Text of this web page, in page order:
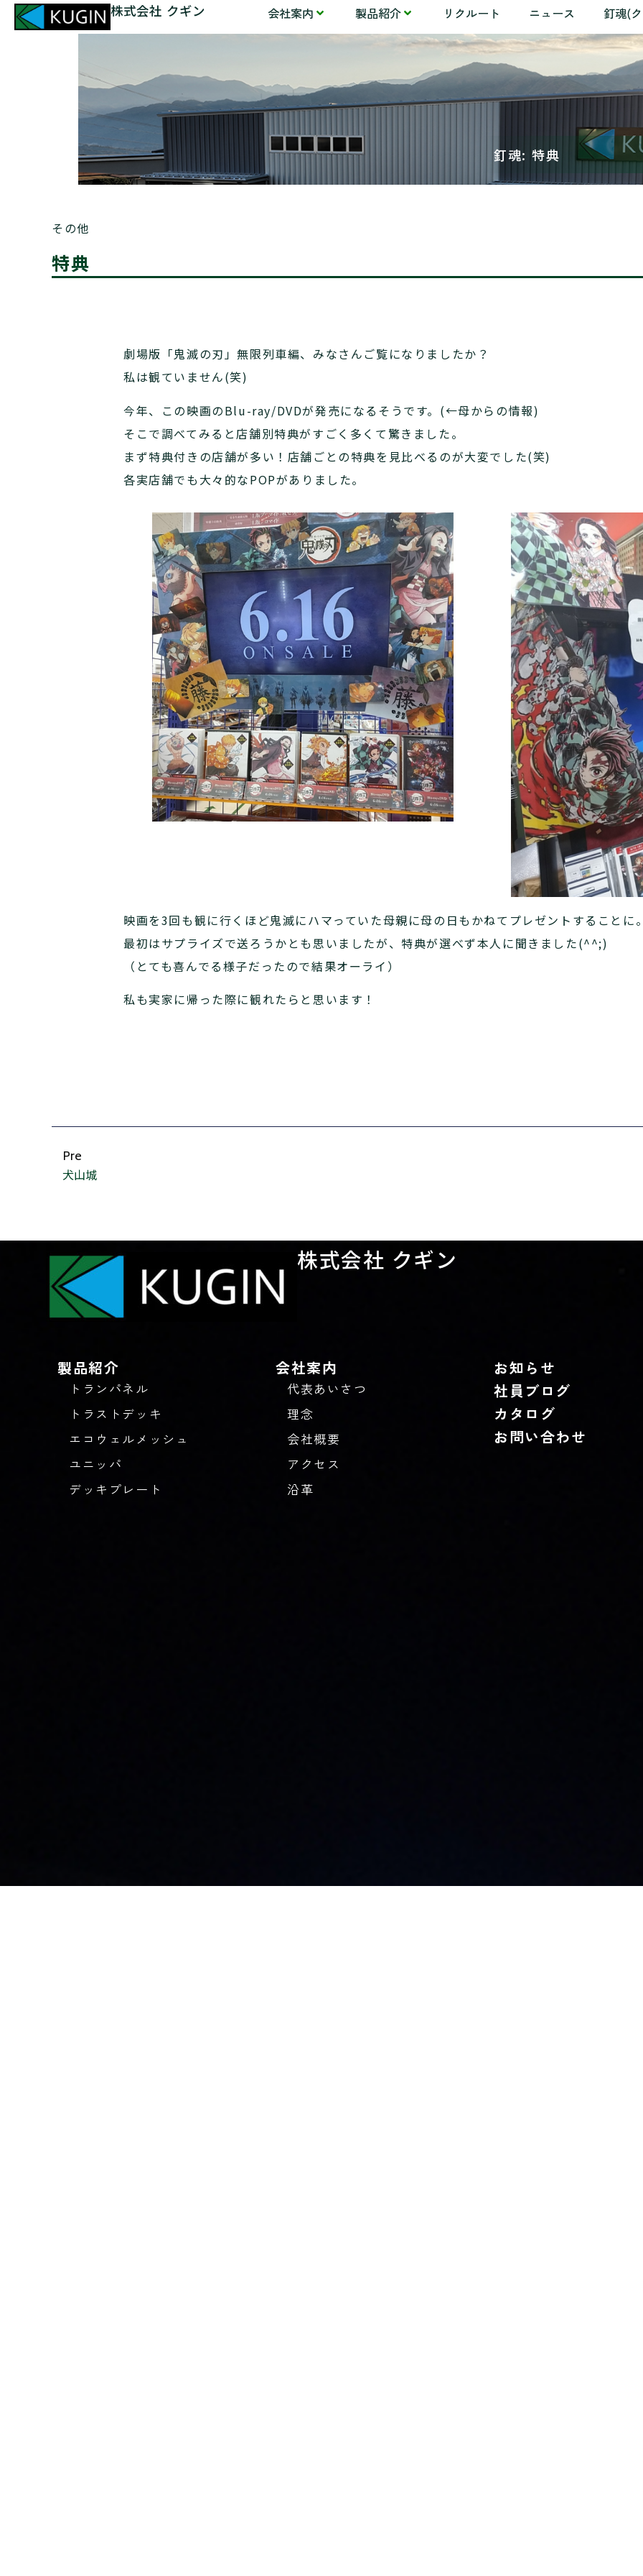
株式会社 クギン 会社案内 製品紹介 リクルート ニュース 釘魂(
釘魂: 特典
その他
特典
劇場版「鬼滅の刃」無限列車編、みなさんご覧になりましたか？
私は観ていません(笑)
今年、この映画のBlu-ray/DVDが発売になるそうです。(←母からの情報)
そこで調べてみると店舗別特典がすごく多くて驚きました。
まず特典付きの店舗が多い！店舗ごとの特典を見比べるのが大変でした(笑)
各実店舗でも大々的なPOPがありました。
映画を3回も観に行くほど鬼滅にハマっていた母親に母の日もかねてプレゼントすることに
最初はサプライズで送ろうかとも思いましたが、特典が選べず本人に聞きました(^^;)
（とても喜んでる様子だったので結果オーライ）
私も実家に帰った際に観れたらと思います！
Pre
犬山城
株式会社 クギン
製品紹介
トランパネル
トラストデッキ
エコウェルメッシュ
ユニッパ
デッキプレート
会社案内
代表あいさつ
理念
会社概要
アクセス
沿革
お知らせ
社員ブログ
カタログ
お問い合わせ